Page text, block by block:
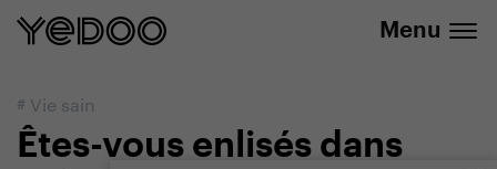
Menu
# Vie sain
Êtes-vous enlisés dans